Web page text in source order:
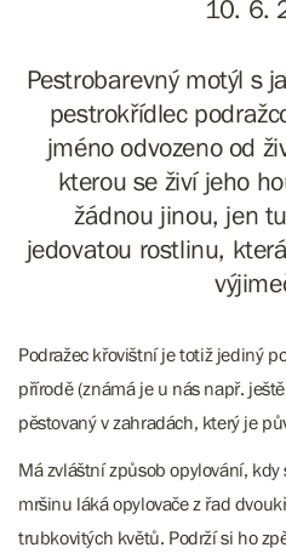
10. 6.
Pestrobarevný motýl s
pestrokřídlec
jméno odvozeno od
kterou se živí jeho
žádnou jinou, jen
jedovatou rostlinu,
Podražec křovištní je totiž jediný
přírodě (známá je u nás např.
pěstovaný v zahradách, který je
Má zvláštní způsob opylování,
mršinu láká opylovače z řad
trubkovitých květů. Podrží si ho